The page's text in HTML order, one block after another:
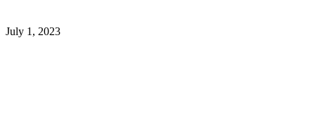
July 1, 2023